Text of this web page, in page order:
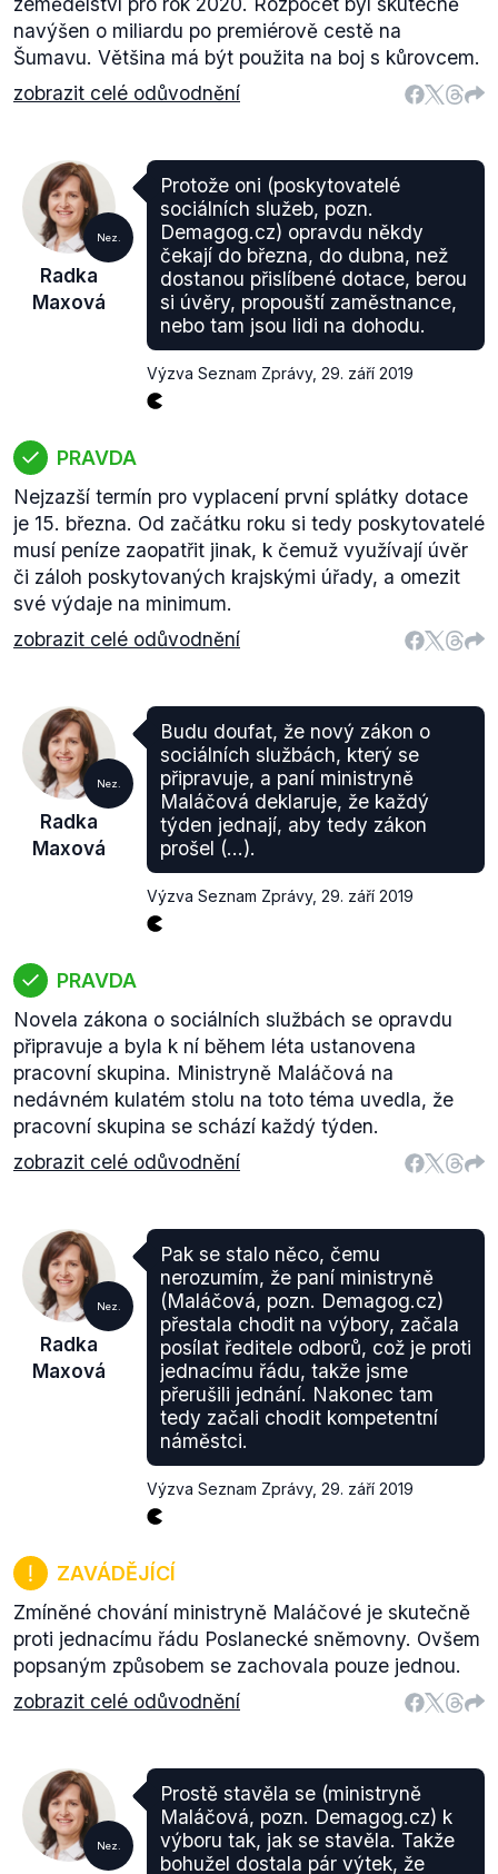
navýšen o miliardu po premiérově cestě na
Šumavu. Většina má být použita na boj s kůrovcem.
zobrazit celé odůvodnění
Nez.
Radka
Maxová
Protože oni (poskytovatelé
sociálních služeb, pozn.
Demagog.cz) opravdu někdy
čekají do března, do dubna, než
dostanou přislíbené dotace, berou
si úvěry, propouští zaměstnance,
nebo tam jsou lidi na dohodu.
Výzva Seznam Zprávy, 29. září 2019
PRAVDA
Nejzazší termín pro vyplacení první splátky dotace
je 15. března. Od začátku roku si tedy poskytovatelé
musí peníze zaopatřit jinak, k čemuž využívají úvěr
či záloh poskytovaných krajskými úřady, a omezit
své výdaje na minimum.
zobrazit celé odůvodnění
Nez.
Radka
Maxová
Budu doufat, že nový zákon o
sociálních službách, který se
připravuje, a paní ministryně
Maláčová deklaruje, že každý
týden jednají, aby tedy zákon
prošel (...).
Výzva Seznam Zprávy, 29. září 2019
PRAVDA
Novela zákona o sociálních službách se opravdu
připravuje a byla k ní během léta ustanovena
pracovní skupina. Ministryně Maláčová na
nedávném kulatém stolu na toto téma uvedla, že
pracovní skupina se schází každý týden.
zobrazit celé odůvodnění
Nez.
Radka
Maxová
Pak se stalo něco, čemu
nerozumím, že paní ministryně
(Maláčová, pozn. Demagog.cz)
přestala chodit na výbory, začala
posílat ředitele odborů, což je proti
jednacímu řádu, takže jsme
přerušili jednání. Nakonec tam
tedy začali chodit kompetentní
náměstci.
Výzva Seznam Zprávy, 29. září 2019
ZAVÁDĚJÍCÍ
Zmíněné chování ministryně Maláčové je skutečně
proti jednacímu řádu Poslanecké sněmovny. Ovšem
popsaným způsobem se zachovala pouze jednou.
zobrazit celé odůvodnění
Nez.
Prostě stavěla se (ministryně
Maláčová, pozn. Demagog.cz) k
výboru tak, jak se stavěla. Takže
bohužel dostala pár výtek, že